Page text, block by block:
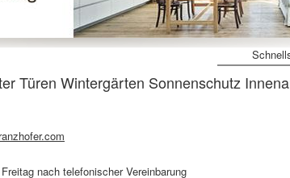
Türen Wintergärten Sonnenschutz
nach telefonischer Vereinbarung